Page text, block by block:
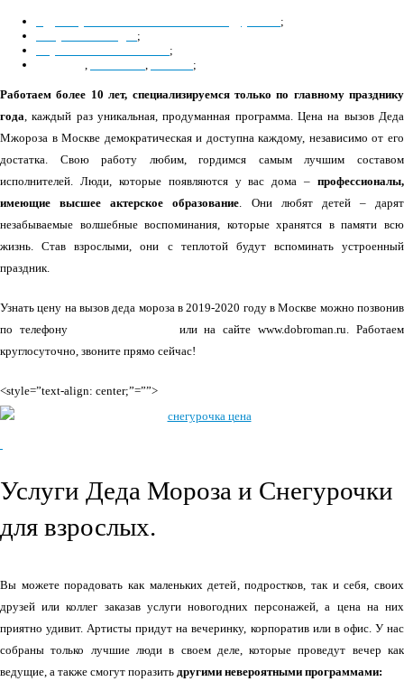
;
;
;
, , ;
Работаем более 10 лет, специализируемся только по главному празднику
года, каждый раз уникальная, продуманная программа. Цена на вызов Деда
Мжороза в Москве демократическая и доступна каждому, независимо от его
достатка. Свою работу любим, гордимся самым лучшим составом
исполнителей. Люди, которые появляются у вас дома – профессионалы,
имеющие высшее актерское образование. Они любят детей – дарят
незабываемые волшебные воспоминания, которые хранятся в памяти всю
жизнь. Став взрослыми, они с теплотой будут вспоминать устроенный
праздник.
Узнать цену на вызов деда мороза в 2019-2020 году в Москве можно позвонив
по телефону
или на сайте www.dobroman.ru. Работаем
круглосуточно, звоните прямо сейчас!
<style=”text-align: center;”=””>
Услуги Деда Мороза и Снегурочки
для взрослых.
Вы можете порадовать как маленьких детей, подростков, так и себя, своих
друзей или коллег заказав услуги новогодних персонажей, а цена на них
приятно удивит. Артисты придут на вечеринку, корпоратив или в офис. У нас
собраны только лучшие люди в своем деле, которые проведут вечер как
ведущие, а также смогут поразить другими невероятными программами: